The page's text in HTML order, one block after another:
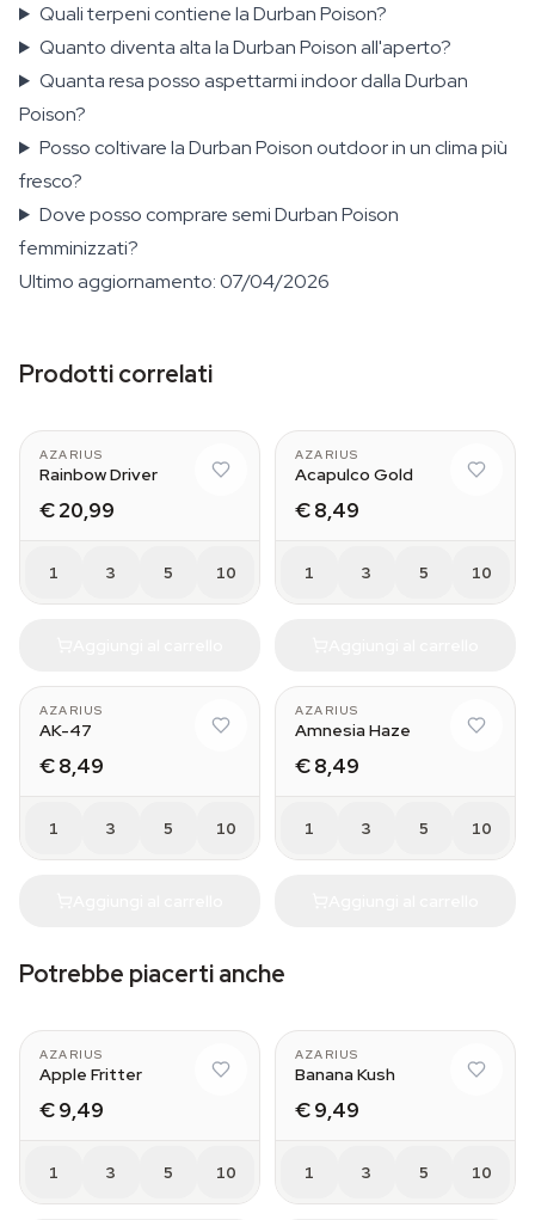
Quali terpeni contiene la Durban Poison?
Quanto diventa alta la Durban Poison all'aperto?
Quanta resa posso aspettarmi indoor dalla Durban
Poison?
Posso coltivare la Durban Poison outdoor in un clima più
fresco?
Dove posso comprare semi Durban Poison
femminizzati?
Ultimo aggiornamento: 07/04/2026
Prodotti correlati
AZARIUS
Rainbow Driver
€ 20,99
1 3 5 10
AZARIUS
Acapulco Gold
€ 8,49
1 3 5 10
AZARIUS
AK-47
€ 8,49
1 3 5 10
AZARIUS
Amnesia Haze
€ 8,49
1 3 5 10
Potrebbe piacerti anche
AZARIUS
Apple Fritter
€ 9,49
1 3 5 10
AZARIUS
Banana Kush
€ 9,49
1 3 5 10